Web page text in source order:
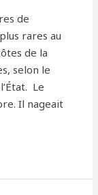
de
rares au
de la
selon le
Le
Il nageait